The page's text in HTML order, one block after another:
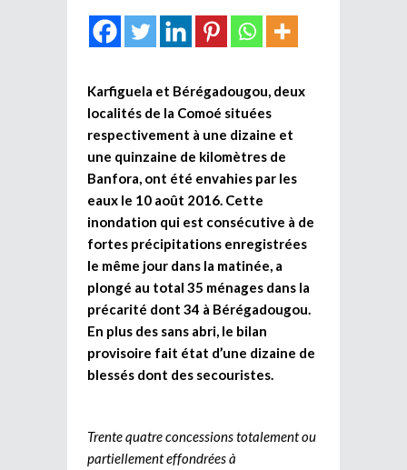
Karfiguela et Bérégadougou, deux
localités de la Comoé situées
respectivement à une dizaine et
une quinzaine de kilomètres de
Banfora, ont été envahies par les
eaux le 10 août 2016. Cette
inondation qui est consécutive à de
fortes précipitations enregistrées
le même jour dans la matinée, a
plongé au total 35 ménages dans la
précarité dont 34 à Bérégadougou.
En plus des sans abri, le bilan
provisoire fait état d’une dizaine de
blessés dont des secouristes.
Trente quatre concessions totalement ou
partiellement effondrées à